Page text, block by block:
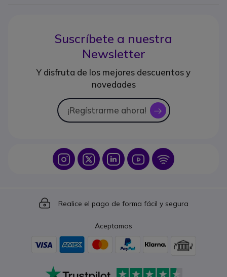
Suscríbete a nuestra
Newsletter
Y disfruta de los mejores descuentos y
novedades
¡Regístrarme ahora! icon
Icon IconIcon Icon Icon
Icon
Realice el pago de forma fácil y segura
Aceptamos